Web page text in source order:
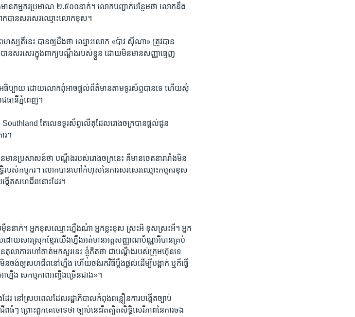
ាន​កម្មករ​ប្រមាណ​ ២.៥០០​នាក់។​ លោក​បញ្ជាក់​បន្ថែម​ថា​ លោក​នឹង​
ក​បាន​សរសេរ​ឈ្មោះ​លោក​ខុស។
ស្បតិ៍​នេះ​ បាន​ឲ្យ​ដឹង​ថា​ ឈ្មោះ​លោក​‍ «ប៉ាវ​ ស៊ីណា‍» ត្រូវ​បាន​
សរសេរ​ក្នុង​ពាក្យ​បណ្តឹង​របស់​ខ្លួន​ ដោយ​មិន​មាន​សញ្ញា​ធ្មេញ​
រ​អធិប្បាយ​ ដោយ​លោក​ពុំ​អាច​ផ្តល់​ព័ត៌មាន​តាម​ទូរស័ព្ទ​បាន​ទេ​ ហើយ​សុំ​
ធានី​ភ្នំពេញ។
Southland ​តែ​លេខ​ទូរស័ព្ទ​លើ​តុ​ដែល​រោងចក្រ​បាន​ផ្តល់​ជូន​
រ។​
មាន​ប្រសាសន៍​ថា​ បណ្តឹង​របស់​រោងចក្រ​នេះ​ គឺ​មាន​ចេតនា​រារាំង​មិន​
ទ្ធិ​របស់​កម្មករ។​ លោក​បាន​ហៅ​កំហុស​នៃ​ការ​សរសេរ​ឈ្មោះ​កម្មករ​ខុស​
កើត​សហជីព​នោះ​ដែរ។
ប់​ម៉ឺន​នាក់។ អ្នក​ខុស​ឈ្មោះ​ហ្នឹង​ណ៎ា​ អ្នក​ខ្លះ​ខុស​ ស្រះ​អិ ខុស​ស្រះ​អី។ អ្នក​
ដោយ​សារ​ស្រុក​ខ្មែរ​យើង​ហ្នឹង​អត់​មាន​អត្តសញ្ញាណប័ណ្ណ​អី​បាន​គ្រប់​
ៃ​តុលាការ​ហៅគាត់​មក​សួរ​នេះ​ ខ្ញុំ​គិត​ថា​ ជា​បណ្តឹង​របស់​ក្រុមហ៊ុន​ទេ​
ឲ្យ​សហជីព​នៅ​ហ្នឹង​ ហើយ​ចង់​រក​វិធី​ប្តឹងផ្តល់​ដើម្បី​បង្អាក់ ឬក៏​ធ្វើ​
ហ្នឹង​ សកម្មភាព​អញ្ចឹង​ច្រើន​ជាង»។
នៅ​ស្រប​ពេល​ដែល​រដ្ឋាភិបាល​កំពុង​ពន្លឿន​ការ​បង្កើត​ច្បាប់​
ព្រោះ​ពួកគេ​ចោទ​ថា​ ច្បាប់​នេះ​រឹតត្បិត​សិទ្ធិ​សេរីភាព​នៃ​ការ​ចង